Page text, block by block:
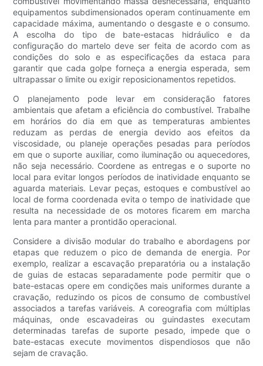
equipamentos subdimensionados operam continuamente em
capacidade máxima, aumentando o desgaste e o consumo.
A escolha do tipo de bate-estacas hidráulico e da
configuração do martelo deve ser feita de acordo com as
condições do solo e as especificações da estaca para
garantir que cada golpe forneça a energia esperada, sem
ultrapassar o limite ou exigir reposicionamentos repetidos.
O planejamento pode levar em consideração fatores
ambientais que afetam a eficiência do combustível. Trabalhe
em horários do dia em que as temperaturas ambientes
reduzam as perdas de energia devido aos efeitos da
viscosidade, ou planeje operações pesadas para períodos
em que o suporte auxiliar, como iluminação ou aquecedores,
não seja necessário. Coordene as entregas e o suporte no
local para evitar longos períodos de inatividade enquanto se
aguarda materiais. Levar peças, estoques e combustível ao
local de forma coordenada evita o tempo de inatividade que
resulta na necessidade de os motores ficarem em marcha
lenta para manter a prontidão operacional.
Considere a divisão modular do trabalho e abordagens por
etapas que reduzem o pico de demanda de energia. Por
exemplo, realizar a escavação preparatória ou a instalação
de guias de estacas separadamente pode permitir que o
bate-estacas opere em condições mais uniformes durante a
cravação, reduzindo os picos de consumo de combustível
associados a tarefas variáveis. A coreografia com múltiplas
máquinas, onde escavadeiras ou guindastes executam
determinadas tarefas de suporte pesado, impede que o
bate-estacas execute movimentos dispendiosos que não
sejam de cravação.